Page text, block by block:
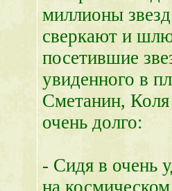
миллионы
сверкают и
посетившие
увиденного в
Сметанин,
очень долго:
- Сидя в очень
на